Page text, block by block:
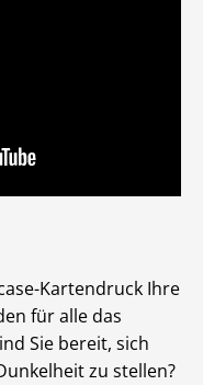
Kartendruck Ihre
für alle das
Sie bereit, sich
zu stellen?